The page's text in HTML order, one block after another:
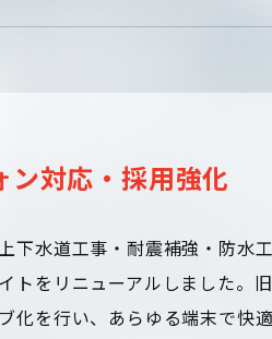
ン対応・採用強化
下水道工事・耐震補強・防水
トをリニューアルしました。
化を行い、あらゆる端末で快